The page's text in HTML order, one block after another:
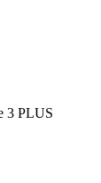
3 PLUS